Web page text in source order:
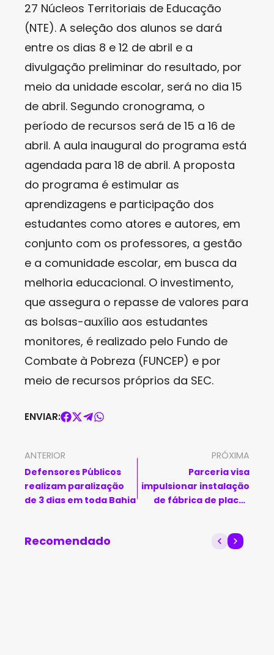
27 Núcleos Territoriais de Educação
(NTE). A seleção dos alunos se dará
entre os dias 8 e 12 de abril e a
divulgação preliminar do resultado, por
meio da unidade escolar, será no dia 15
de abril. Segundo cronograma, o
período de recursos será de 15 a 16 de
abril. A aula inaugural do programa está
agendada para 18 de abril. A proposta
do programa é estimular as
aprendizagens e participação dos
estudantes como atores e autores, em
conjunto com os professores, a gestão
e a comunidade escolar, em busca da
melhoria educacional. O investimento,
que assegura o repasse de valores para
as bolsas-auxílio aos estudantes
monitores, é realizado pelo Fundo de
Combate à Pobreza (FUNCEP) e por
meio de recursos próprios da SEC.
ENVIAR:
ANTERIOR
Defensores Públicos
realizam paralização
de 3 dias em toda Bahia
PRÓXIMA
Parceria visa
impulsionar instalação
de fábrica de placas
Recomendado